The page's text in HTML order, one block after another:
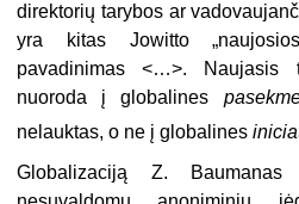
direktorių tarybos ar
yra kitas Jowitto
pavadinimas <…>. Naujasis
nuoroda į globalines
nelauktas, o ne į globalines
Globalizaciją Z.